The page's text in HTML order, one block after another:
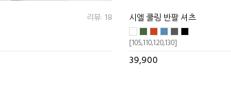
리뷰: 18 시엘 쿨링 반팔 셔츠
[105,110,120,130]
39,900